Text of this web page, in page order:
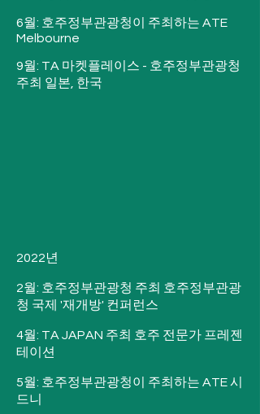
6월: 호주정부관광청이 주최하는 ATE
Melbourne
9월: TA 마켓플레이스 - 호주정부관광청
주최 일본, 한국
2022년
2월: 호주정부관광청 주최 호주정부관광
청 국제 '재개방' 컨퍼런스
4월: TA JAPAN 주최 호주 전문가 프레젠
테이션
5월: 호주정부관광청이 주최하는 ATE 시
드니